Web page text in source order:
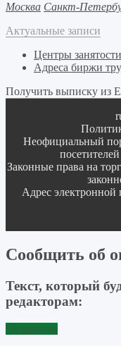
Москва Санкт-
Актуальные записи
Центры
Адреса биржи
Получить выписку из
Неофициальный
Законные права на
Адрес электронной
Сообщить об
Текст, который
редакторам:
Отправить